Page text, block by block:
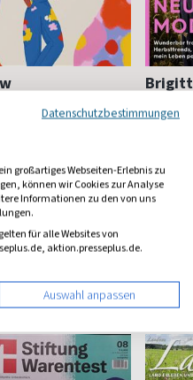
leben und erleben
Jahr) 4,63
Das
Datenschutzbestimmungen
großartiges Webseiten-Erlebnis zu
können wir Cookies zur Analyse
Informationen zu den von uns
für alle Websites von
aktion.presseplus.de.
Auswahl anpassen